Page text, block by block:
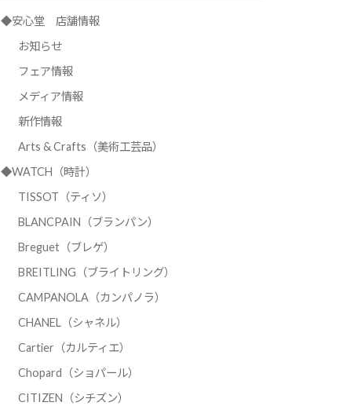
◆安心堂 店舗情報
お知らせ
フェア情報
メディア情報
新作情報
Arts & Crafts（美術工芸品）
◆WATCH（時計）
TISSOT（ティソ）
BLANCPAIN（ブランパン）
Breguet（ブレゲ）
BREITLING（ブライトリング）
CAMPANOLA（カンパノラ）
CHANEL（シャネル）
Cartier（カルティエ）
Chopard（ショパール）
CITIZEN（シチズン）